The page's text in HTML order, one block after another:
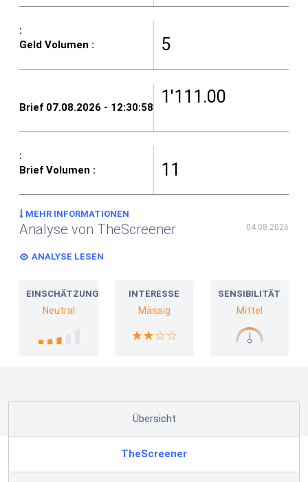
5
1'111.00
11
MEHR INFORMATIONEN
Analyse von TheScreener 04.08.2026
ANALYSE LESEN
EINSCHÄTZUNG
Neutral
INTERESSE
Mässig
SENSIBILITÄT
Mittel
Übersicht
TheScreener